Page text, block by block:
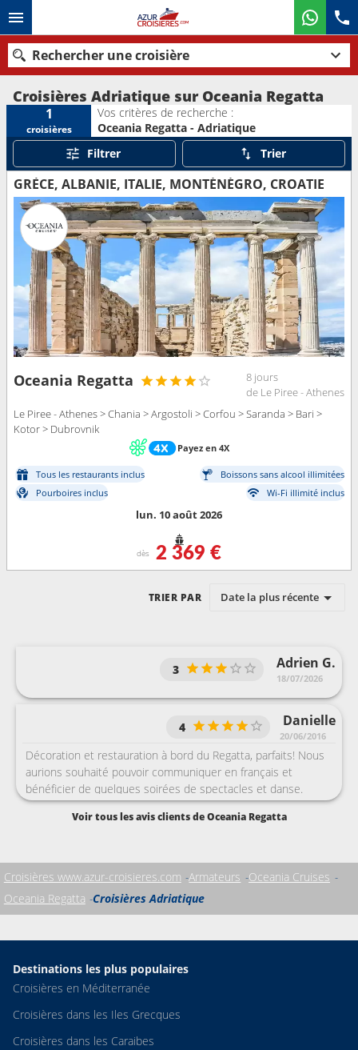
Rechercher une croisière
Nos destinations
Mois de départ
Ports Compagnies
Rechercher
Croisières Adriatique sur Oceania Regatta
1
croisières
Vos critères de recherche :
Oceania Regatta - Adriatique
Filtrer
Trier
GRÈCE, ALBANIE, ITALIE, MONTÉNÉGRO, CROATIE
Oceania Regatta
8 jours
de Le Piree - Athenes
Le Piree - Athenes > Chania > Argostoli > Corfou > Saranda > Bari >
Kotor > Dubrovnik
Payez en 4X
Tous les restaurants inclus
Boissons sans alcool illimitées
Pourboires inclus
Wi-Fi illimité inclus
lun. 10 août 2026
dès 2 369 €
TRIER PAR Date la plus récente
Adrien G.
18/07/2026
3
Danielle
20/06/2016
4
Décoration et restauration à bord du Regatta, parfaits! Nous
aurions souhaité pouvoir communiquer en français et
bénéficier de quelques soirées de spectacles et danse.
Voir tous les avis clients de Oceania Regatta
Croisières www.azur-croisieres.com Armateurs Oceania Cruises
Oceania Regatta Croisières Adriatique
Destinations les plus populaires
Croisières en Méditerranée
Croisières dans les Iles Grecques
Croisières dans les Caraibes